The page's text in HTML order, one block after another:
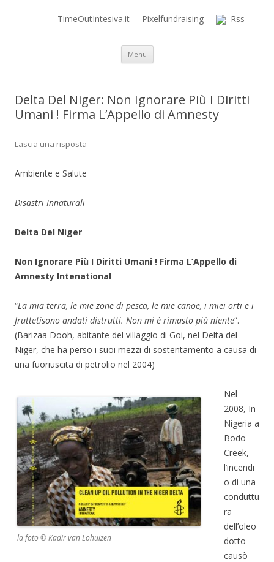
Time Out Intensiva Blog
il tempo e la memoria in terapia intensiva
TimeOutIntesiva.it Pixelfundraising Rss
Menu Vai al contenuto
Delta Del Niger: Non Ignorare Più I Diritti
Umani ! Firma L’Appello di Amnesty
Lascia una risposta
Ambiente e Salute
Disastri Innaturali
Delta Del Niger
Non Ignorare Più I Diritti Umani ! Firma L’Appello di
Amnesty Intenational
“La mia terra, le mie zone di pesca, le mie canoe, i miei orti e i
fruttetisono andati distrutti. Non mi è rimasto più niente“.
(Barizaa Dooh, abitante del villaggio di Goi, nel Delta del
Niger, che ha perso i suoi mezzi di sostentamento a causa di
una fuoriuscita di petrolio nel 2004)
la foto © Kadir van Lohuizen
Nel
2008, In
Nigeria a
Bodo
Creek,
l’incendi
o di una
conduttu
ra
dell’oleo
dotto
causò